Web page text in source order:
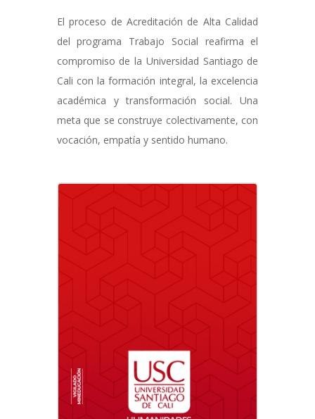
El proceso de Acreditación de Alta Calidad
del programa Trabajo Social reafirma el
compromiso de la Universidad Santiago de
Cali con la formación integral, la excelencia
académica y transformación social. Una
meta que se construye colectivamente, con
vocación, empatía y sentido humano.